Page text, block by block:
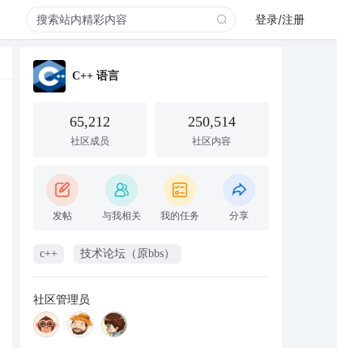
登录/注册
C++ 语言
65,212
社区成员
250,514
社区内容
发帖 与我相关 我的任务 分享
c++ 技术论坛（原bbs）
社区管理员